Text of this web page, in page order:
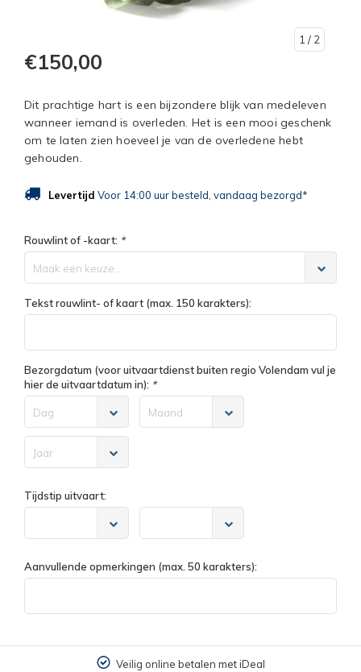
1 / 2
€150,00
Dit prachtige hart is een bijzondere blijk van medeleven
wanneer iemand is overleden. Het is een mooi geschenk
om te laten zien hoeveel je van de overledene hebt
gehouden.
Levertijd Voor 14:00 uur besteld, vandaag bezorgd*
Rouwlint of -kaart: *
Maak een keuze...
Tekst rouwlint- of kaart (max. 150 karakters):
Bezorgdatum (voor uitvaartdienst buiten regio Volendam vul je
hier de uitvaartdatum in): *
Dag Maand
Jaar
Tijdstip uitvaart:
Aanvullende opmerkingen (max. 50 karakters):
Veilig online betalen met iDeal